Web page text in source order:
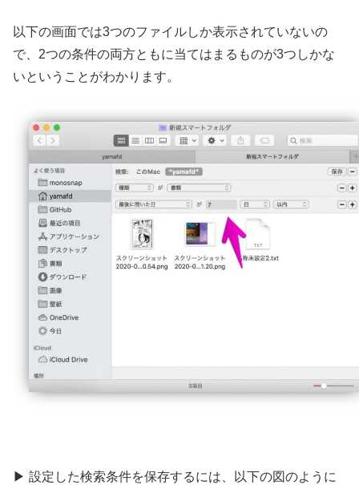
以下の画面では3つのファイルしか表示されていないの
で、2つの条件の両方ともに当てはまるものが3つしかな
いということがわかります。
▶ 設定した検索条件を保存するには、以下の図のように